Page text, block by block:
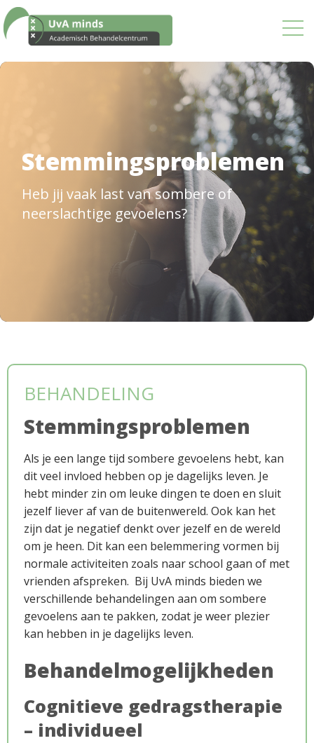
Werkwijze
Stemmingsproblemen
Heb jij vaak last van sombere of
neerslachtige gevoelens?
BEHANDELING
Stemmingsproblemen
Als je een lange tijd sombere gevoelens hebt, kan
dit veel invloed hebben op je dagelijks leven. Je
hebt minder zin om leuke dingen te doen en sluit
jezelf liever af van de buitenwereld. Ook kan het
zijn dat je negatief denkt over jezelf en de wereld
om je heen. Dit kan een belemmering vormen bij
normale activiteiten zoals naar school gaan of met
vrienden afspreken. Bij UvA minds bieden we
verschillende behandelingen aan om sombere
gevoelens aan te pakken, zodat je weer plezier
kan hebben in je dagelijks leven.
Behandelmogelijkheden
Cognitieve gedragstherapie
– individueel